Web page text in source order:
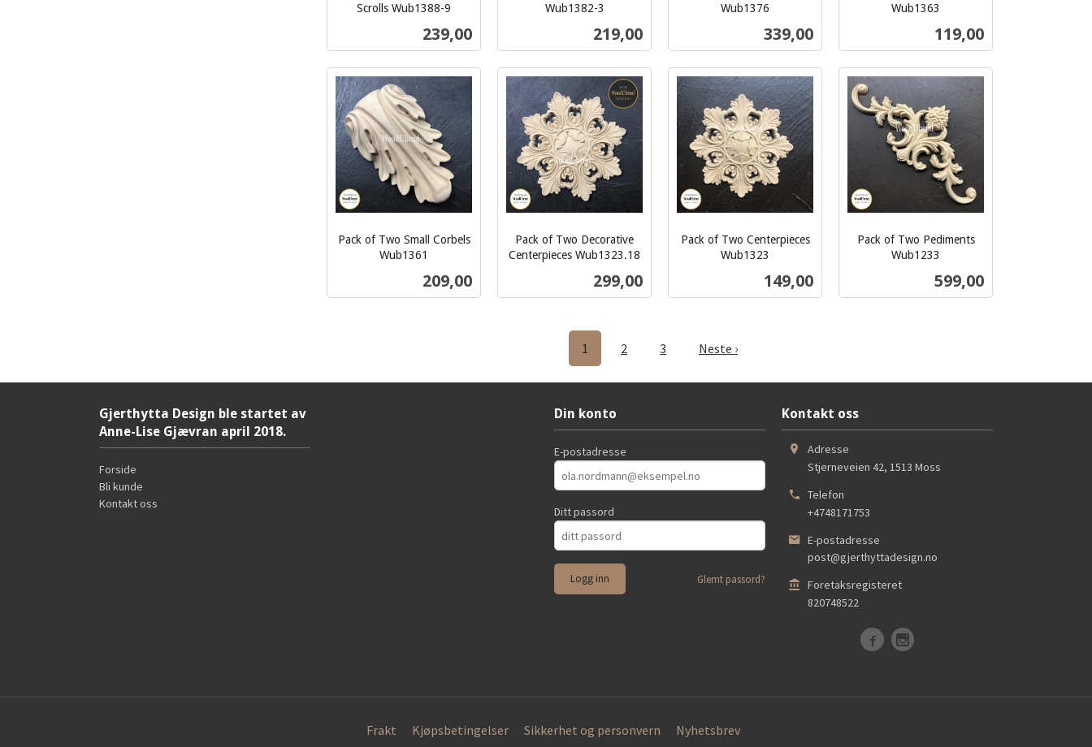
Scrolls Wub1388-9
Pris
239,00
Kjøp
Wub1382-3
Pris
219,00
Wub1376
Pris
339,00
Kjøp
Wub1363
Pris
119,00
Kjøp
Pack of Two Small Corbels
Wub1361
Pris
209,00
Pack of Two Decorative
Centerpieces Wub1323.18
Pris
299,00
Kjøp
Pack of Two Centerpieces
Wub1323
Pris
149,00
Pack of Two Pediments
Wub1233
Pris
599,00
1
2 3 Neste ›
Gjerthytta Design ble startet av
Anne-Lise Gjævran april 2018.
Forside
Bli kunde
Kontakt oss
Din konto
E-postadresse
Ditt passord
Glemt passord?
Kontakt oss
Adresse
Stjerneveien 42, 1513 Moss
Telefon
+4748171753
E-postadresse
post@gjerthyttadesign.no
Foretaksregisteret
820748522
Frakt Kjøpsbetingelser Sikkerhet og personvern Nyhetsbrev